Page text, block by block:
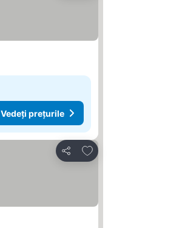
Vedeți prețurile
Distribuiți
Adăugaţi la favorite